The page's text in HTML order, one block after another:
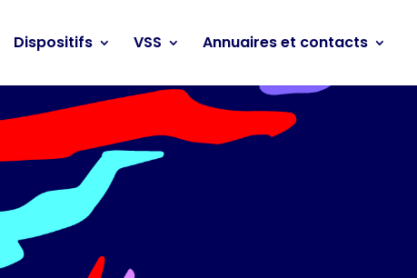
Dispositifs VSS Annuaires et contacts